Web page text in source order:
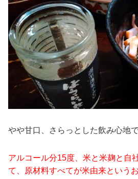
やや甘口、さらっとした飲み心地で
アルコール分15度、米と米麹と自
て、原材料すべてが米由来という